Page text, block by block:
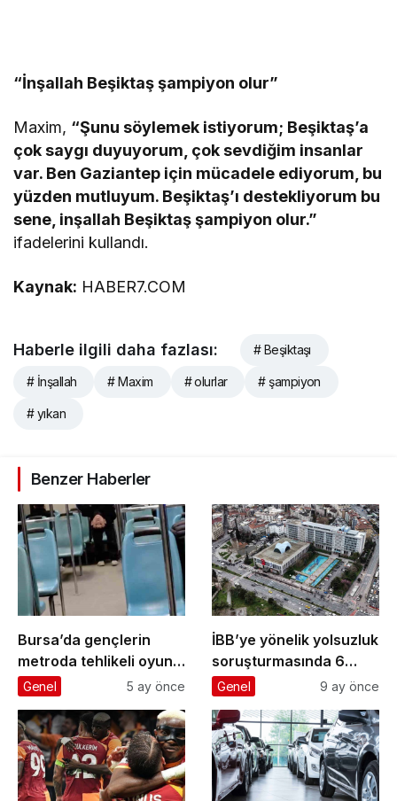
“İnşallah Beşiktaş şampiyon olur”
Maxim, “Şunu söylemek istiyorum; Beşiktaş’a
çok saygı duyuyorum, çok sevdiğim insanlar
var. Ben Gaziantep için mücadele ediyorum, bu
yüzden mutluyum. Beşiktaş’ı destekliyorum bu
sene, inşallah Beşiktaş şampiyon olur.”
ifadelerini kullandı.
Kaynak: HABER7.COM
Haberle ilgili daha fazlası: # Beşiktaşı
# İnşallah # Maxim # olurlar # şampiyon
# yıkan
Benzer Haberler
Bursa’da gençlerin
metroda tehlikeli oyunu
kameraya yansıdı
Genel 5 ay önce
İBB’ye yönelik yolsuzluk
soruşturmasında 6
gazeteci ’şüpheli’
Genel 9 ay önce